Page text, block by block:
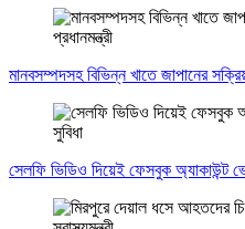
মানবসম্পদসহ বিভিন্ন খাতে জাপানের
সেলফি ভিডিও দিয়েই ফেসবুক অ্যাকাউন্ট